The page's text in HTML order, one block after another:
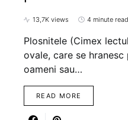
13,7K views 4 minute read
Plosnitele (Cimex
ovale, care se
oameni sau…
READ MORE